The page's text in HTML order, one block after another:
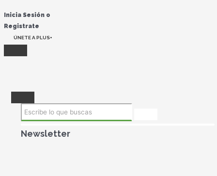
Inicia Sesión o
Registrate
ÚNETE A PLUS+
Newsletter